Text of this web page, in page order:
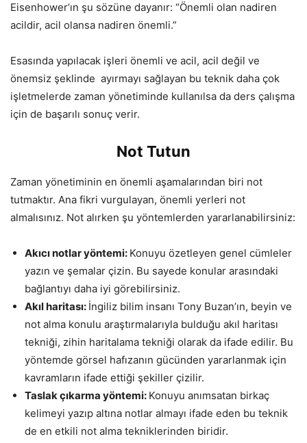
Eisenhower’ın şu sözüne dayanır: “Önemli olan nadiren
acildir, acil olansa nadiren önemli.”
Esasında yapılacak işleri önemli ve acil, acil değil ve
önemsiz şeklinde ayırmayı sağlayan bu teknik daha çok
işletmelerde zaman yönetiminde kullanılsa da ders çalışma
için de başarılı sonuç verir.
Not Tutun
Zaman yönetiminin en önemli aşamalarından biri not
tutmaktır. Ana fikri vurgulayan, önemli yerleri not
almalısınız. Not alırken şu yöntemlerden yararlanabilirsiniz:
Akıcı notlar yöntemi: Konuyu özetleyen genel cümleler
yazın ve şemalar çizin. Bu sayede konular arasındaki
bağlantıyı daha iyi görebilirsiniz.
Akıl haritası: İngiliz bilim insanı Tony Buzan’ın, beyin ve
not alma konulu araştırmalarıyla bulduğu akıl haritası
tekniği, zihin haritalama tekniği olarak da ifade edilir. Bu
yöntemde görsel hafızanın gücünden yararlanmak için
kavramların ifade ettiği şekiller çizilir.
Taslak çıkarma yöntemi: Konuyu anımsatan birkaç
kelimeyi yazıp altına notlar almayı ifade eden bu teknik
de en etkili not alma tekniklerinden biridir.